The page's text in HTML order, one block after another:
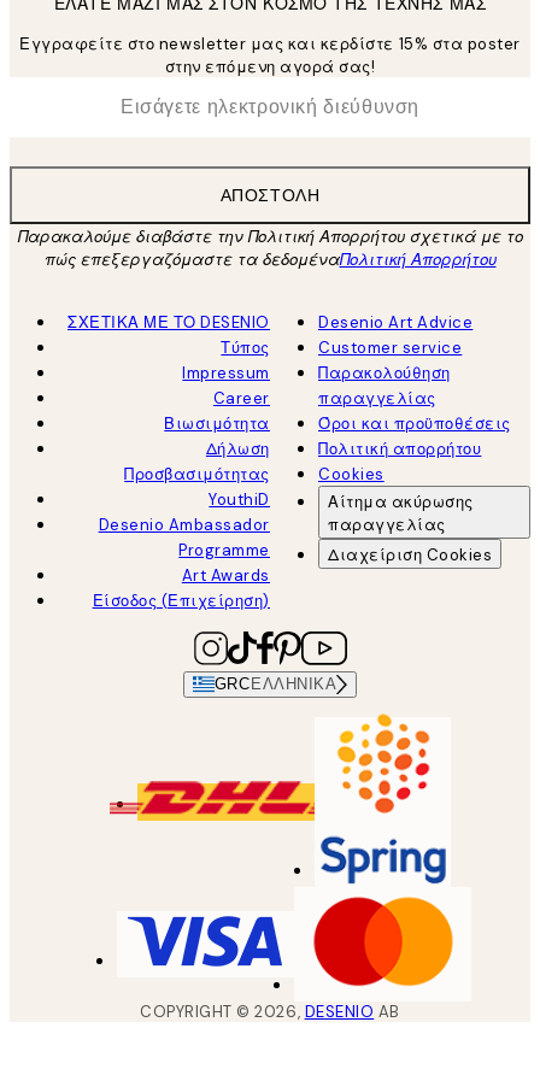
Εγγραφείτε στο newsletter μας και κερδίστε 15% στα poster
στην επόμενη αγορά σας!
Ηλεκτρονική Διεύθυνση
ΑΠΟΣΤΟΛΉ
Παρακαλούμε διαβάστε την Πολιτική Απορρήτου σχετικά με το
πώς επεξεργαζόμαστε τα δεδομέναΠολιτική Απορρήτου
ΣΧΕΤΙΚΑ ΜΕ ΤΟ DESENIO
Τύπος
Impressum
Career
Βιωσιμότητα
Δήλωση
Προσβασιμότητας
YouthiD
Desenio Ambassador
Programme
Art Awards
Είσοδος (Επιχείρηση)
Desenio Art Advice
Customer service
Παρακολούθηση
παραγγελίας
Όροι και προϋποθέσεις
Πολιτική απορρήτου
Cookies
Αίτημα ακύρωσης
παραγγελίας
Διαχείριση Cookies
GRC ΕΛΛΗΝΙΚΆ
COPYRIGHT ©2026, DESENIO AB